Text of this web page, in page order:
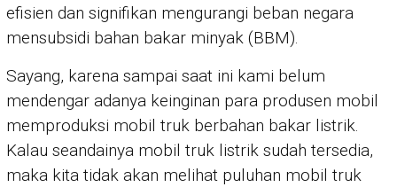
efisien dan signifikan mengurangi beban negara
mensubsidi bahan bakar minyak (BBM).
Sayang, karena sampai saat ini kami belum
mendengar adanya keinginan para produsen mobil
memproduksi mobil truk berbahan bakar listrik.
Kalau seandainya mobil truk listrik sudah tersedia,
maka kita tidak akan melihat puluhan mobil truk